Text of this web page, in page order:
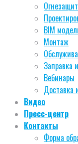
BIM
Монтаж
Заправка
Вебинары
Доставка
Видео
Пресс-центр
Контакты
Форма